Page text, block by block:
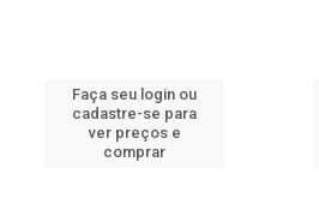
Faça seu login ou
cadastre-se para
ver preços e
comprar